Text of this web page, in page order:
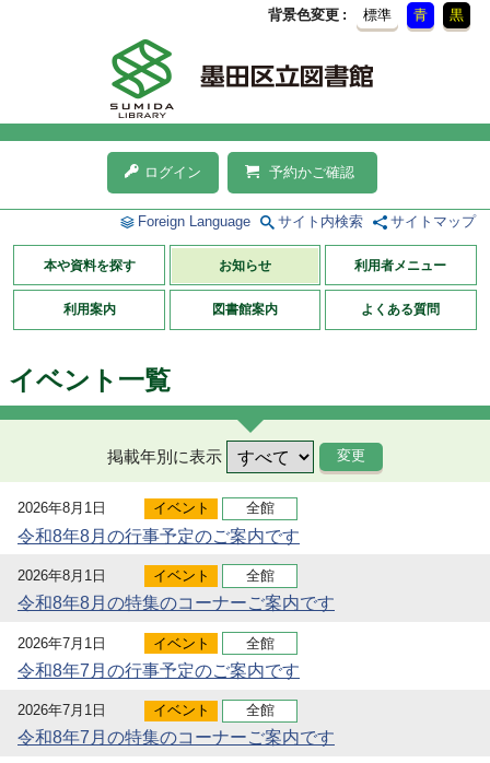
背景色変更 標準 青 黒
ログイン 予約かご確認
Foreign Language サイト内検索 サイトマップ
本や資料を探す お知らせ 利用者メニュー
利用案内 図書館案内 よくある質問
イベント一覧
掲載年別に表示
2026年8月1日 イベント 全館
令和8年8月の行事予定のご案内です
2026年8月1日 イベント 全館
令和8年8月の特集のコーナーご案内です
2026年7月1日 イベント 全館
令和8年7月の行事予定のご案内です
2026年7月1日 イベント 全館
令和8年7月の特集のコーナーご案内です